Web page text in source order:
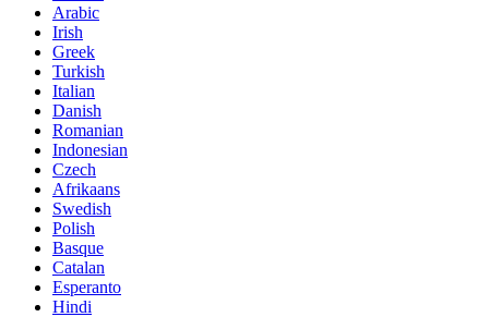
Arabic
Irish
Greek
Turkish
Italian
Danish
Romanian
Indonesian
Czech
Afrikaans
Swedish
Polish
Basque
Catalan
Esperanto
Hindi